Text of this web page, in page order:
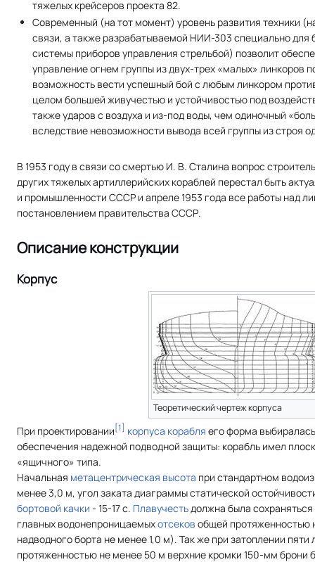
тяжелых крейсеров проекта 82.
Современный (на тот момент) уровень развития техники
связи, а также разрабатываемой НИИ-303 специально для
системы приборов управления стрельбой) позволит
управление огнем группы из двух-трех «малых» линкоров
возможность вести успешный бой с любым линкором
целом большей живучестью и устойчивостью под
также ударов с воздуха и из-под воды, чем одиночный
вследствие невозможности вывода всей группы из строя
В 1953 году в связи со смертью И. В. Сталина вопрос
других тяжелых артиллерийских кораблей перестал быть
и промышленности СССР и апреле 1953 года все работы над
постановлением правительства СССР.
Описание конструкции
Корпус
Теоретический чертеж корпуса
При проектировании [1] корпуса корабля его форма
обеспечения надежной подводной защиты: корабль имел
«ящичного» типа.
Начальная метацентрическая высота при стандартном
менее 3,0 м, угол заката диаграммы статической
бортовой качки - 15-17 с. Плавучесть должна была
главных водонепроницаемыхотсеков общей протяженностью
надводного борта не менее 1,0 м). Так же при затоплении
протяженностью не менее 50 м верхние кромки 150-мм брони